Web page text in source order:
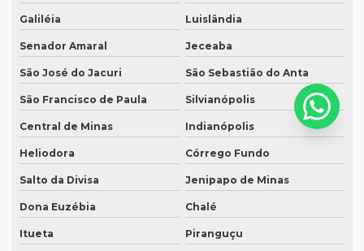
Galiléia Luislândia
Senador Amaral Jeceaba
São José do Jacuri São Sebastião do Anta
São Francisco de Paula Silvianópolis
Central de Minas Indianópolis
Heliodora Córrego Fundo
Salto da Divisa Jenipapo de Minas
Dona Euzébia Chalé
Itueta Piranguçu